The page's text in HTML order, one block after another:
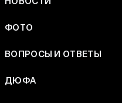
ФОТО
ВОПРОСЫ И ОТВЕТЫ
ДЮФА